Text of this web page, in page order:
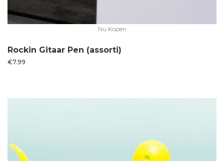
Nu Kopen
Rockin Gitaar Pen (assorti)
€7.99